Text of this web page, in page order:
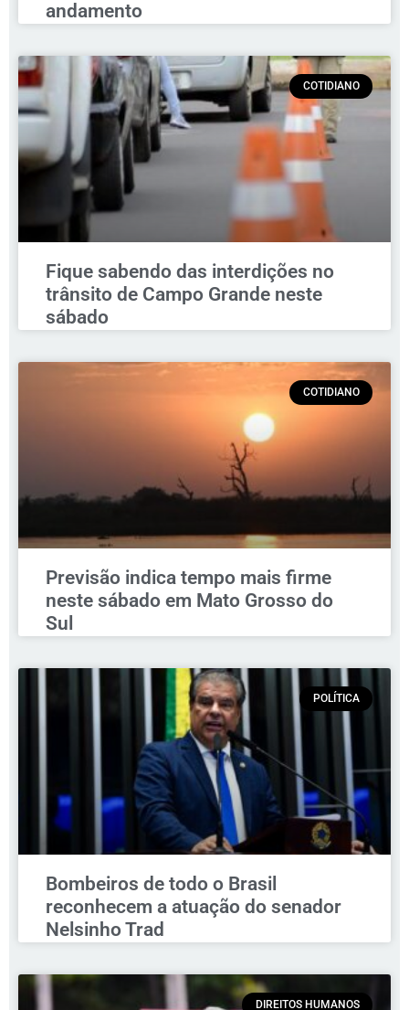
andamento
COTIDIANO
Fique sabendo das interdições no
trânsito de Campo Grande neste
sábado
COTIDIANO
Previsão indica tempo mais firme
neste sábado em Mato Grosso do
Sul
POLÍTICA
Bombeiros de todo o Brasil
reconhecem a atuação do senador
Nelsinho Trad
DIREITOS HUMANOS